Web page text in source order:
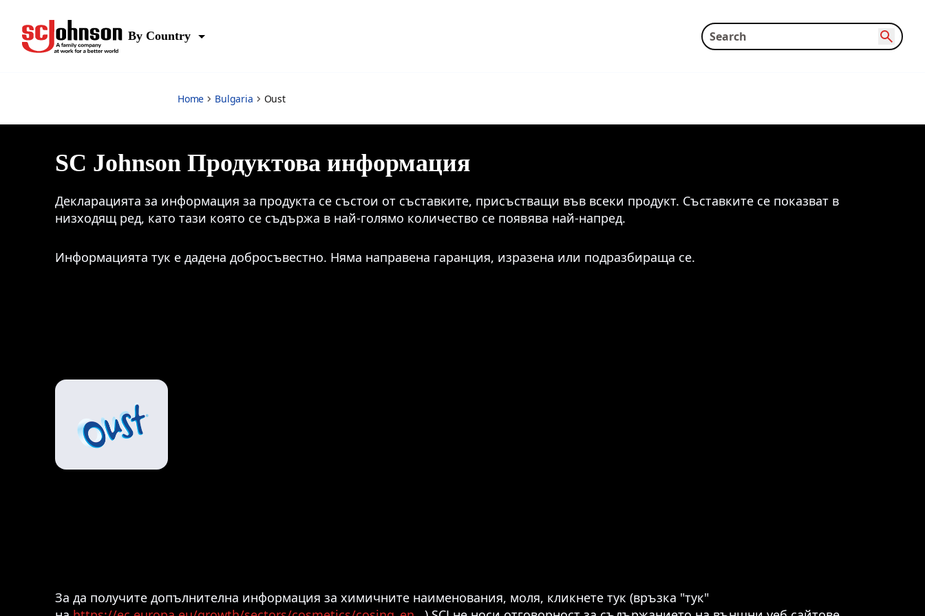
By Country
Home Bulgaria Oust
SC Johnson Продуктова информация
Декларацията за информация за продукта се състои от съставките, присъстващи във всеки продукт. Съставките се показват в
низходящ ред, като тази която се съдържа в най-голямо количество се появява най-напред.
Информацията тук е дадена добросъвестно. Няма направена гаранция, изразена или подразбираща се.
За да получите допълнителна информация за химичните наименования, моля, кликнете тук (връзка "тук"